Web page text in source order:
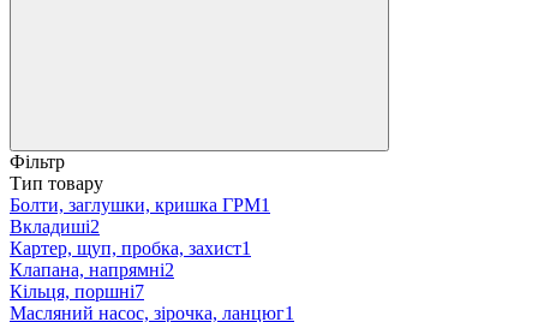
Фільтр
Тип товару
Болти, заглушки, кришка ГРМ1
Вкладиші2
Картер, щуп, пробка, захист1
Клапана, напрямні2
Кільця, поршні7
Масляний насос, зірочка, ланцюг1